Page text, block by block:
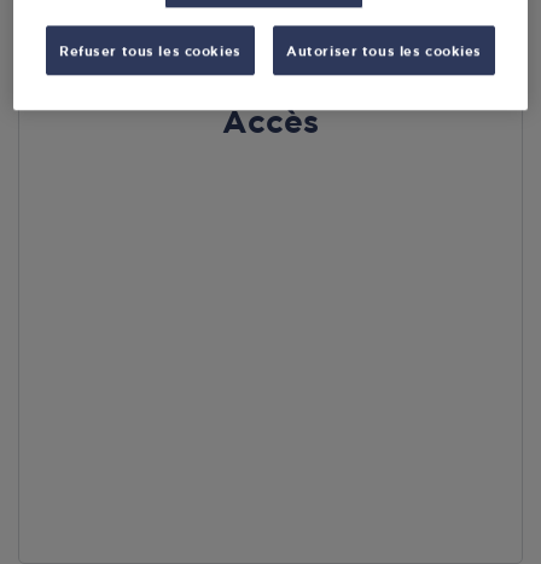
Accès
Refuser tous les cookies Autoriser tous les cookies